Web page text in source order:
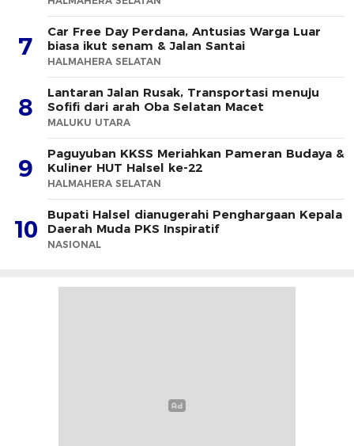
7
Car Free Day Perdana, Antusias Warga Luar
biasa ikut senam & Jalan Santai
HALMAHERA SELATAN
8
Lantaran Jalan Rusak, Transportasi menuju
Sofifi dari arah Oba Selatan Macet
MALUKU UTARA
9
Paguyuban KKSS Meriahkan Pameran Budaya &
Kuliner HUT Halsel ke-22
HALMAHERA SELATAN
10
Bupati Halsel dianugerahi Penghargaan Kepala
Daerah Muda PKS Inspiratif
NASIONAL